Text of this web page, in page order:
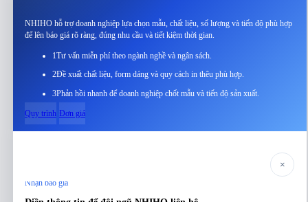
NHIHO hỗ trợ doanh nghiệp lựa chọn mẫu, chất liệu, số lượng và tiến độ phù hợp
để lên báo giá rõ ràng, đúng nhu cầu và tiết kiệm thời gian.
1Tư vấn miễn phí theo ngành nghề và ngân sách.
2Đề xuất chất liệu, form dáng và quy cách in thêu phù hợp.
3Phản hồi nhanh để doanh nghiệp chốt mẫu và tiến độ sản xuất.
Quy trình Đơn giá
×
Nhận báo giá